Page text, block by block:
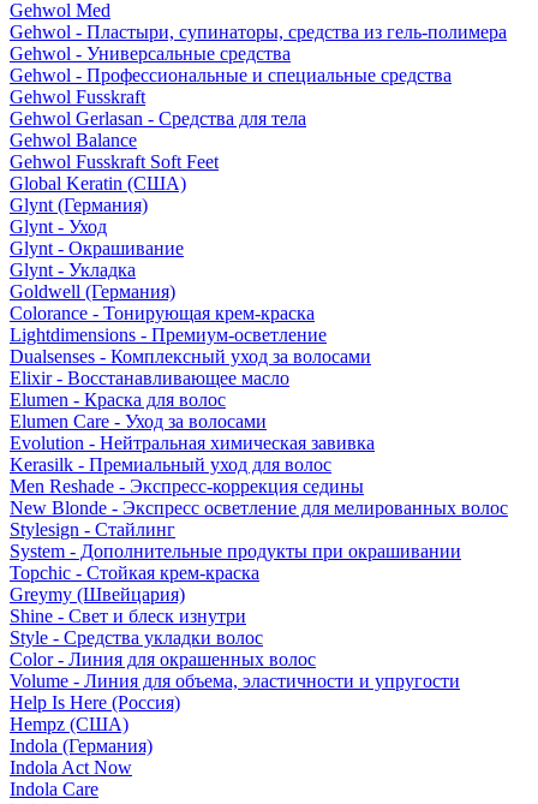
Gehwol Med
Gehwol - Пластыри, супинаторы, средства из гель-полимера
Gehwol - Универсальные средства
Gehwol - Профессиональные и специальные средства
Gehwol Fusskraft
Gehwol Gerlasan - Средства для тела
Gehwol Balance
Gehwol Fusskraft Soft Feet
Global Keratin (США)
Glynt (Германия)
Glynt - Уход
Glynt - Окрашивание
Glynt - Укладка
Goldwell (Германия)
Colorance - Тонирующая крем-краска
Lightdimensions - Премиум-осветление
Dualsenses - Комплексный уход за волосами
Elixir - Восстанавливающее масло
Elumen - Краска для волос
Elumen Care - Уход за волосами
Evolution - Нейтральная химическая завивка
Kerasilk - Премиальный уход для волос
Men Reshade - Экспресс-коррекция седины
New Blonde - Экспресс осветление для мелированных волос
Stylesign - Стайлинг
System - Дополнительные продукты при окрашивании
Topchic - Стойкая крем-краска
Greymy (Швейцария)
Shine - Свет и блеск изнутри
Style - Средства укладки волос
Color - Линия для окрашенных волос
Volume - Линия для объема, эластичности и упругости
Help Is Here (Россия)
Hempz (США)
Indola (Германия)
Indola Act Now
Indola Care